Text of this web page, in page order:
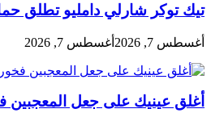
تيك توكر شارلي دامليو تطلق
أغسطس 7, 2026 أغسطس 7, 2026
أغلق عينيك على جعل المعجبين